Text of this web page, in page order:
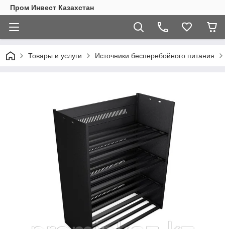
Пром Инвест Казахстан
Товары и услуги Источники бесперебойного питания